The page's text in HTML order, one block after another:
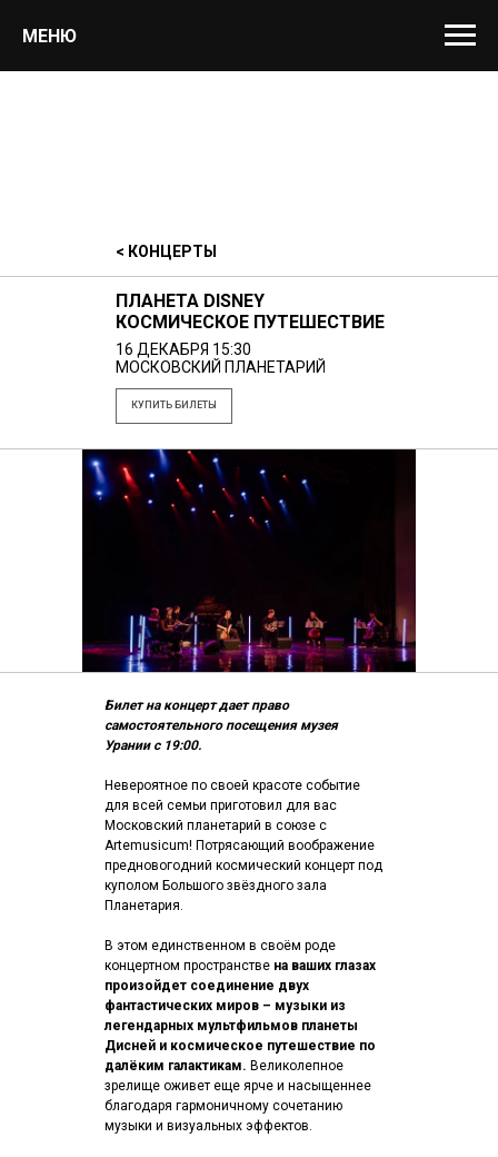
МЕНЮ
16 ДЕКАБРЯ 15:30
МОСКОВСКИЙ ПЛАНЕТАРИЙ
Билет на концерт дает право
самостоятельного посещения музея
Урании с 19:00.
Невероятное по своей красоте событие
для всей семьи приготовил для вас
Московский планетарий в союзе с
Artemusicum! Потрясающий воображение
предновогодний космический концерт под
куполом Большого звёздного зала
Планетария.
В этом единственном в своём роде
концертном пространстве на ваших глазах
произойдет соединение двух
фантастических миров – музыки из
легендарных мультфильмов планеты
Дисней и космическое путешествие по
далёким галактикам. Великолепное
зрелище оживет еще ярче и насыщеннее
благодаря гармоничному сочетанию
музыки и визуальных эффектов.
< КОНЦЕРТЫ
ПЛАНЕТА DISNEY
КОСМИЧЕСКОЕ ПУТЕШЕСТВИЕ
КУПИТЬ БИЛЕТЫ